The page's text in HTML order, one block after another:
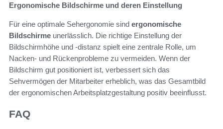
Ergonomische Bildschirme und deren Einstellung
Für eine optimale Sehergonomie sind ergonomische
Bildschirme unerlässlich. Die richtige Einstellung der
Bildschirmhöhe und -distanz spielt eine zentrale Rolle, um
Nacken- und Rückenprobleme zu vermeiden. Wenn der
Bildschirm gut positioniert ist, verbessert sich das
Sehvermögen der Mitarbeiter erheblich, was das Gesamtbild
der ergonomischen Arbeitsplatzgestaltung positiv beeinflusst.
FAQ